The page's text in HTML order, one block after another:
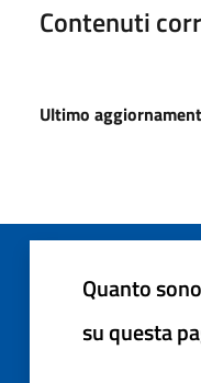
Contenuti
Ultimo
Quanto
su questa